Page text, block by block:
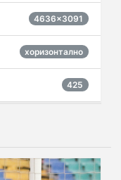
4636×3091
хоризонтално
425